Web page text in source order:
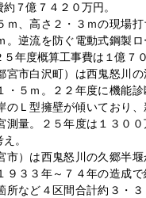
７億７４２０万円。
、高さ２・３ｍの現場打
。逆流を防ぐ電動式鋼製ロ
年度概算工事費は１億７
市白沢町）は西鬼怒川の
・５ｍ。２２年度に機能
のＬ型擁壁が傾いており
測量。２５年度は１３００
。
）は西鬼怒川の久郷半堰
９３３年～７４年の造成で
所など４区間合計約３・